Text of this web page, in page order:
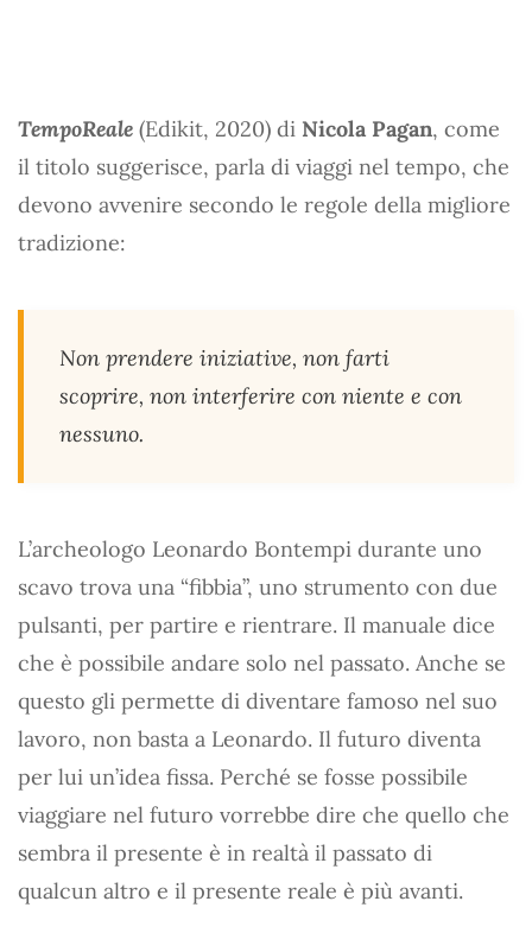
TempoReale (Edikit, 2020) di Nicola Pagan, come
il titolo suggerisce, parla di viaggi nel tempo, che
devono avvenire secondo le regole della migliore
tradizione:
Non prendere iniziative, non farti
scoprire, non interferire con niente e con
nessuno.
L’archeologo Leonardo Bontempi durante uno
scavo trova una “fibbia”, uno strumento con due
pulsanti, per partire e rientrare. Il manuale dice
che è possibile andare solo nel passato. Anche se
questo gli permette di diventare famoso nel suo
lavoro, non basta a Leonardo. Il futuro diventa
per lui un’idea fissa. Perché se fosse possibile
viaggiare nel futuro vorrebbe dire che quello che
sembra il presente è in realtà il passato di
qualcun altro e il presente reale è più avanti.